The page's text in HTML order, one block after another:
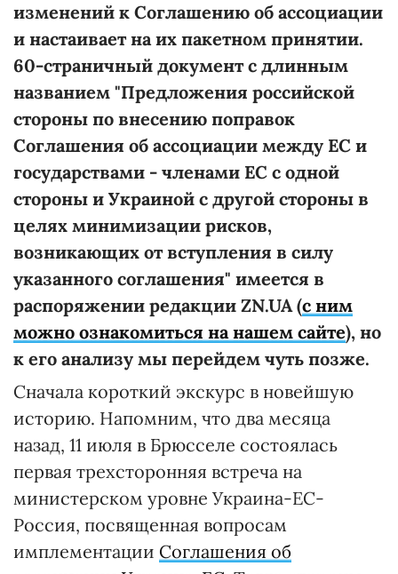
изменений к Соглашению об ассоциации
и настаивает на их пакетном принятии.
60-страничный документ с длинным
названием "Предложения российской
стороны по внесению поправок
Соглашения об ассоциации между ЕС и
государствами - членами ЕС с одной
стороны и Украиной с другой стороны в
целях минимизации рисков,
возникающих от вступления в силу
указанного соглашения" имеется в
распоряжении редакции ZN.UA (с ним
можно ознакомиться на нашем сайте), но
к его анализу мы перейдем чуть позже.
Сначала короткий экскурс в новейшую
историю. Напомним, что два месяца
назад, 11 июля в Брюсселе состоялась
первая трехсторонняя встреча на
министерском уровне Украина-ЕС-
Россия, посвященная вопросам
имплементации Соглашения об